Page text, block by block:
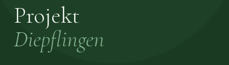
Projekt
Diepflingen